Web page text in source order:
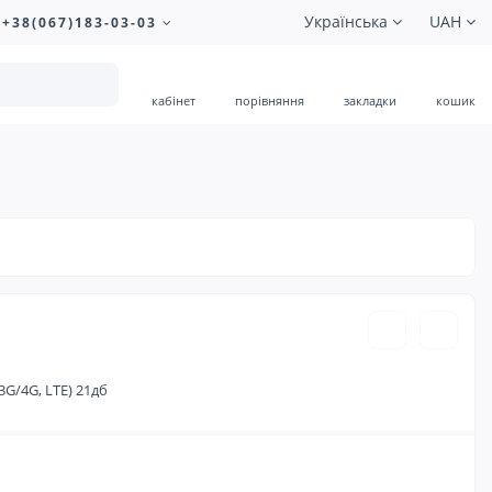
+38(067)183-03-03 UAH
Українська
кабінет порівняння закладки кошик
4G, LTE) 21дб